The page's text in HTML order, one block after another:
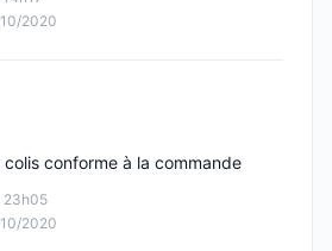
2020
23h05
2020
conforme à la commande